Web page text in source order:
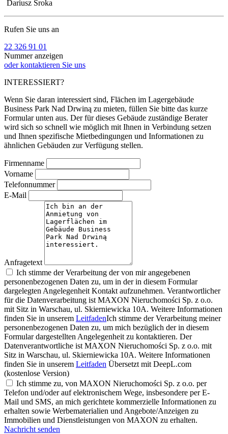
Dariusz Sroka
Rufen Sie uns an
22 326 91 01
Nummer anzeigen
oder kontaktieren Sie uns
INTERESSIERT?
Wenn Sie daran interessiert sind, Flächen im Lagergebäude
Business Park Nad Drwiną zu mieten, füllen Sie bitte das kurze
Formular unten aus. Der für dieses Gebäude zuständige Berater
wird sich so schnell wie möglich mit Ihnen in Verbindung setzen
und Ihnen spezifische Mietbedingungen und Informationen zu
ähnlichen Gebäuden zur Verfügung stellen.
Firmenname
Vorname
Telefonnummer
E-Mail
Anfragetext
Ich stimme der Verarbeitung der von mir angegebenen
personenbezogenen Daten zu, um in der in diesem Formular
dargelegten Angelegenheit Kontakt aufzunehmen. Verantwortlicher
für die Datenverarbeitung ist MAXON Nieruchomości Sp. z o.o.
mit Sitz in Warschau, ul. Skierniewicka 10A. Weitere Informationen
finden Sie in unserem LeitfadenIch stimme der Verarbeitung meiner
personenbezogenen Daten zu, um mich bezüglich der in diesem
Formular dargestellten Angelegenheit zu kontaktieren. Der
Datenverantwortliche ist MAXON Nieruchomości Sp. z o.o. mit
Sitz in Warschau, ul. Skierniewicka 10A. Weitere Informationen
finden Sie in unserem Leitfaden Übersetzt mit DeepL.com
(kostenlose Version)
Ich stimme zu, von MAXON Nieruchomości Sp. z o.o. per
Telefon und/oder auf elektronischem Wege, insbesondere per E-
Mail und SMS, an mich gerichtete kommerzielle Informationen zu
erhalten sowie Werbematerialien und Angebote/Anzeigen zu
Immobilien und Dienstleistungen von MAXON zu erhalten.
Nachricht senden